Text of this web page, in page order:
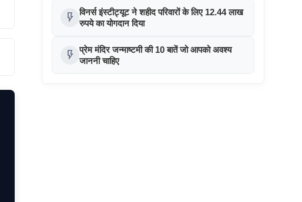
flash_on विनर्स इंस्टीट्यूट ने शहीद परिवारों के लिए 12.44 लाख
रुपये का योगदान दिया
flash_on प्रेम मंदिर जन्माष्टमी की 10 बातें जो आपको अवश्य
जाननी चाहिए